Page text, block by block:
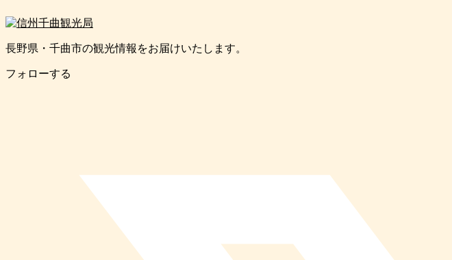
長野県・千曲市の観光情報をお届けいたします。
フォローする